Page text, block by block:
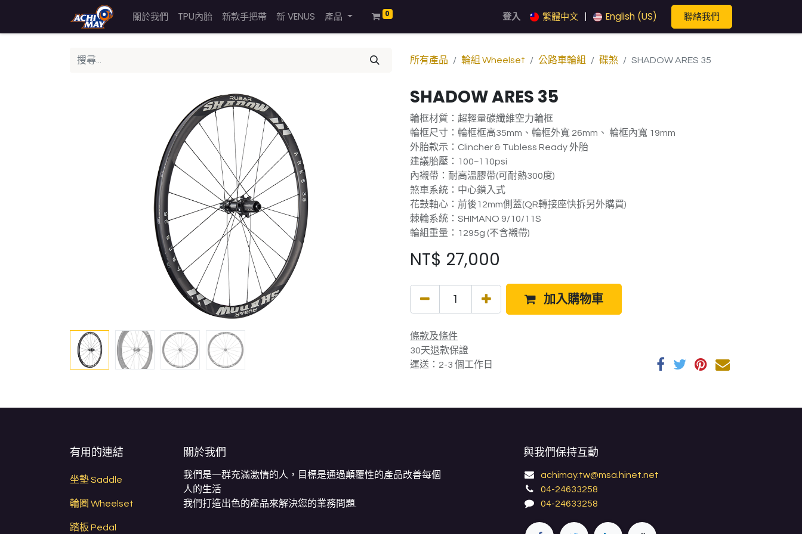
關於我們 TPU內胎 新款手把帶 新 VENUS 產品 0 登入 繁體中文 English (US) 聯絡我們
所有產品 輪組 Wheelset 公路車輪組 碟煞 SHADOW ARES 35
SHADOW ARES 35
輪框材質：超輕量碳纖維空力輪框
輪框尺寸：輪框框高35mm、輪框外寬 26mm、 輪框內寬 19mm
外胎款示：Clincher & Tubless Ready 外胎
建議胎壓：100~110psi
內襯帶：耐高溫膠帶(可耐熱300度)
煞車系統：中心鎖入式
花鼓軸心：前後12mm側蓋(QR轉接座快拆另外購買)
棘輪系統：SHIMANO 9/10/11S
輪組重量：1295g (不含襯帶)
NT$ 27,000
加入購物車
條款及條件
30天退款保證
運送：2-3 個工作日
有用的連結
坐墊 Saddle
輪圈 Wheelset
踏板 Pedal
關於我們
我們是一群充滿激情的人，目標是通過顛覆性的產品改善每個
人的生活
我們打造出色的產品來解決您的業務問題.
與我們保持互動
achimay.tw@msa.hinet.net
04-24633258
04-24633258